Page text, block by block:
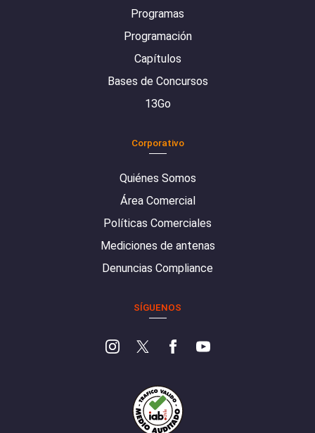
Programas
Programación
Capítulos
Bases de Concursos
13Go
Corporativo
Quiénes Somos
Área Comercial
Políticas Comerciales
Mediciones de antenas
Denuncias Compliance
SÍGUENOS